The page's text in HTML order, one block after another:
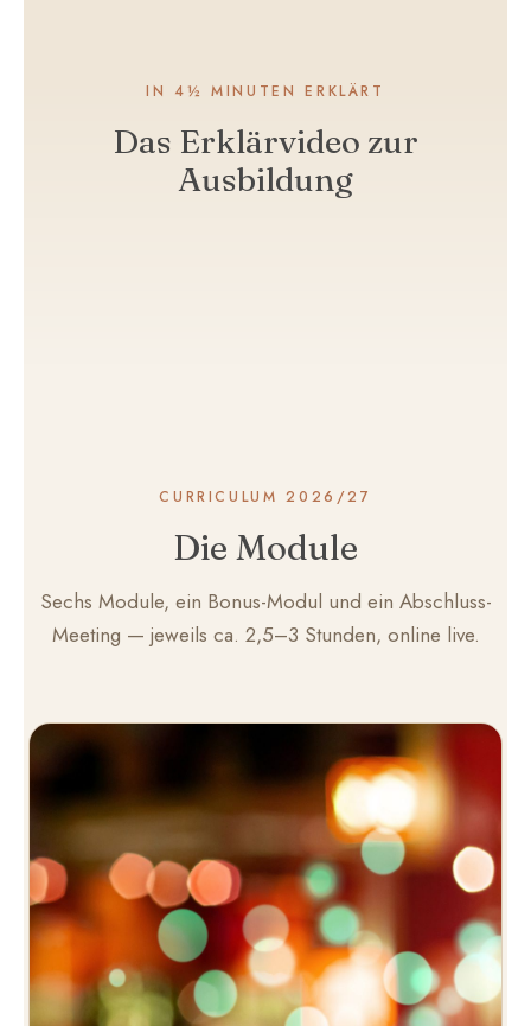
IN 4½ MINUTEN ERKLÄRT
Das Erklärvideo zur
Ausbildung
CURRICULUM 2026/27
Die Module
Sechs Module, ein Bonus-Modul und ein Abschluss-
Meeting — jeweils ca. 2,5–3 Stunden, online live.